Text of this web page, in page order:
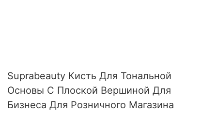
Suprabeauty Кисть Для Тональной
Основы С Плоской Вершиной Для
Бизнеса Для Розничного Магазина